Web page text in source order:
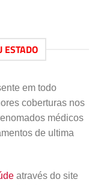
ESTADO
em todo
coberturas nos
médicos
de ultima
através do site